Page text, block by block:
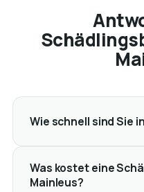
Wie schnell sind Sie
Was kostet eine
Mainleus?